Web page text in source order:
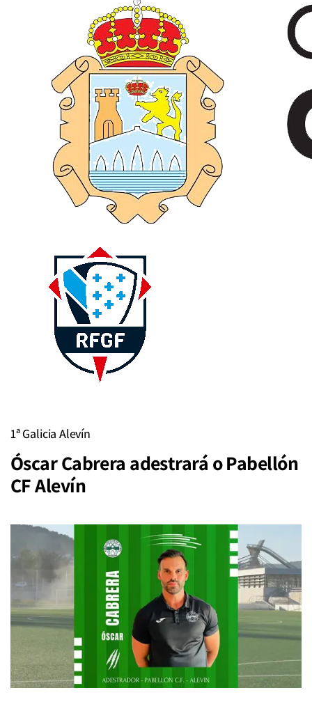
1ª Galicia Alevín
Óscar Cabrera adestrará o Pabellón
CF Alevín